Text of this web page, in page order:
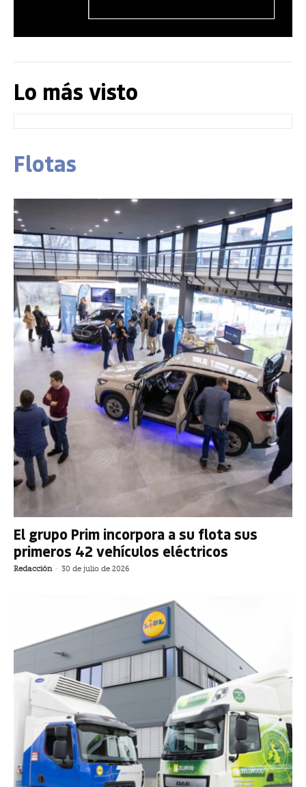
Lo más visto
Flotas
El grupo Prim incorpora a su flota sus
primeros 42 vehículos eléctricos
Redacción - 30 de julio de 2026